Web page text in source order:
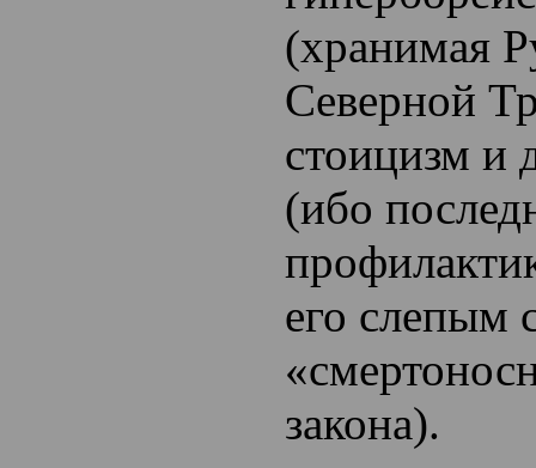
(хранимая
Северной
стоицизм и
(ибо
его слепым
закона).